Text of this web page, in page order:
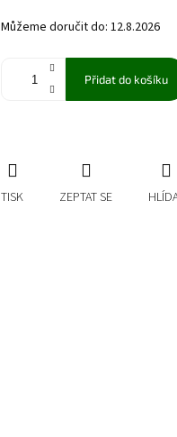
Můžeme doručit do: 12.8.2026
Přidat do košíku
TISK ZEPTAT SE